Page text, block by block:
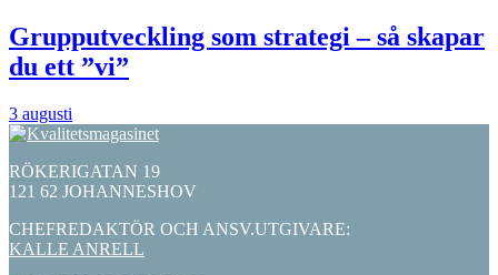
Grupputveckling som strategi – så skapar
du ett ”vi”
3 augusti
RÖKERIGATAN 19
121 62 JOHANNESHOV
CHEFREDAKTÖR OCH ANSV.UTGIVARE:
KALLE ANRELL